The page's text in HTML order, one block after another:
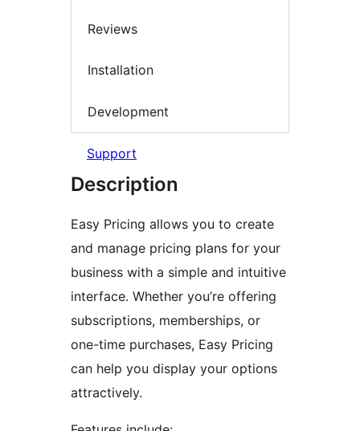
Reviews
Installation
Development
Support
Description
Easy Pricing allows you to create
and manage pricing plans for your
business with a simple and intuitive
interface. Whether you’re offering
subscriptions, memberships, or
one-time purchases, Easy Pricing
can help you display your options
attractively.